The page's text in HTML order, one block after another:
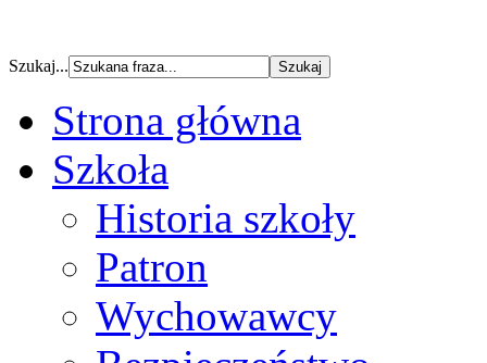
Szukaj...
Strona główna
Szkoła
Historia szkoły
Patron
Wychowawcy